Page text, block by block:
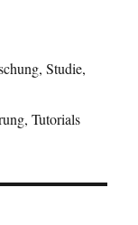
Studie,
Tutorials